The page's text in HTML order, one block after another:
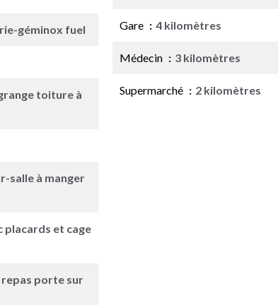
géminox fuel
toiture à
salle à manger
placards et cage
repas porte sur
Gare 4 kilomètres
Médecin 3 kilomètres
Supermarché 2 kilomètres